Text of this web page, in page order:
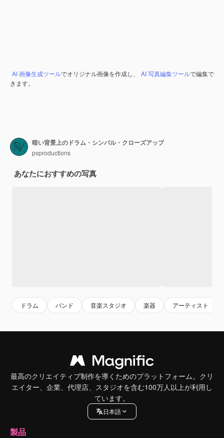
AI 画像生成ツールでオリジナル画像を作成し、 AI 写真編集ツールで編集で
きます。
暗い背景上のドラム・シンバル・クローズアップ
pvproductions
あなたにおすすめの写真
ドラム バンド 音楽スタジオ 楽器 アーティスト
最高のクリエイティブ制作を導くためのプラットフォーム。クリ
エイター、企業、代理店、スタジオを含む100万人以上が利用し
ています。
日本語
製品